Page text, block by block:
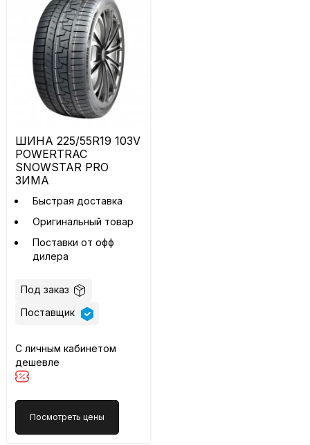
ШИНА 225/55R19 103V
POWERTRAC
SNOWSTAR PRO
ЗИМА
Быстрая доставка
Оригинальный товар
Поставки от офф
дилера
Под заказ
Поставщик
С личным кабинетом
дешевле
Посмотреть цены